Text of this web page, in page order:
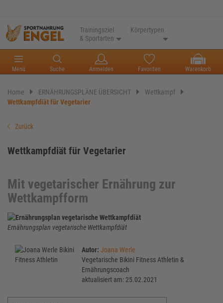
Trainingsziel
& Sportarten
Körpertypen
Menü Suche Anmelden Favoriten Warenkorb
Home ERNÄHRUNGSPLÄNE ÜBERSICHT
Wettkampf
Wettkampfdiät für Vegetarier
Zurück
Wettkampfdiät für Vegetarier
Mit vegetarischer Ernährung zur
Wettkampfform
Ernährungsplan vegetarische Wettkampfdiät
Autor: Joana Werle
Vegetarische Bikini Fitness Athletin &
Ernährungscoach
aktualisiert am: 25.02.2021